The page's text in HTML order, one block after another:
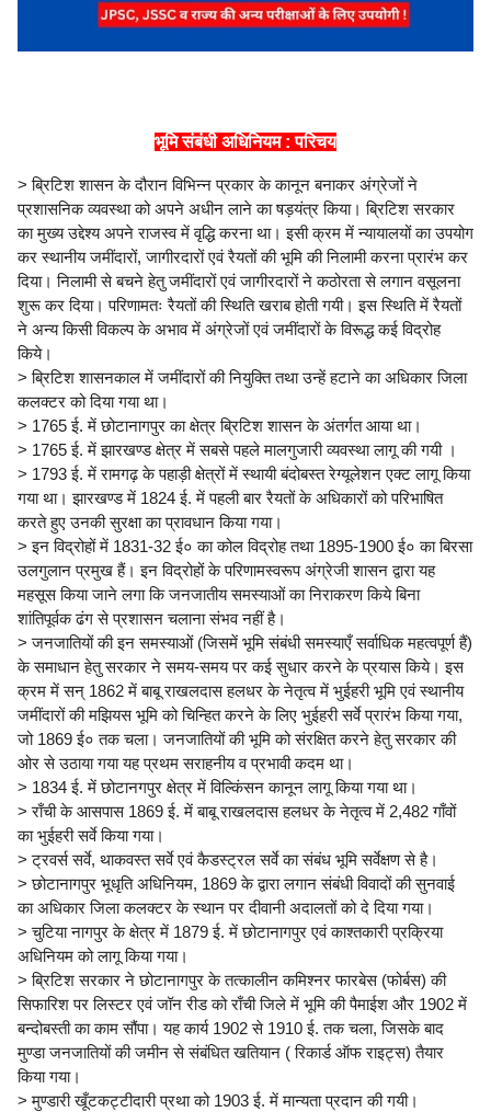
भूमि संबंधी अधिनियम : परिचय
> ब्रिटिश शासन के दौरान विभिन्न प्रकार के कानून बनाकर अंग्रेजों ने
प्रशासनिक व्यवस्था को अपने अधीन लाने का षड़यंत्र किया। ब्रिटिश सरकार
का मुख्य उद्देश्य अपने राजस्व में वृद्धि करना था। इसी क्रम में न्यायालयों का उपयोग
कर स्थानीय जमींदारों, जागीरदारों एवं रैयतों की भूमि की निलामी करना प्रारंभ कर
दिया। निलामी से बचने हेतु जमींदारों एवं जागीरदारों ने कठोरता से लगान वसूलना
शुरू कर दिया। परिणामतः रैयतों की स्थिति खराब होती गयी। इस स्थिति में रैयतों
ने अन्य किसी विकल्प के अभाव में अंग्रेजों एवं जमींदारों के विरूद्ध कई विद्रोह
किये।
> ब्रिटिश शासनकाल में जमींदारों की नियुक्ति तथा उन्हें हटाने का अधिकार जिला
कलक्टर को दिया गया था।
> 1765 ई. में छोटानागपुर का क्षेत्र ब्रिटिश शासन के अंतर्गत आया था।
> 1765 ई. में झारखण्ड क्षेत्र में सबसे पहले मालगुजारी व्यवस्था लागू की गयी ।
> 1793 ई. में रामगढ़ के पहाड़ी क्षेत्रों में स्थायी बंदोबस्त रेग्यूलेशन एक्ट लागू किया
गया था। झारखण्ड में 1824 ई. में पहली बार रैयतों के अधिकारों को परिभाषित
करते हुए उनकी सुरक्षा का प्रावधान किया गया।
> इन विद्रोहों में 1831-32 ई० का कोल विद्रोह तथा 1895-1900 ई० का बिरसा
उलगुलान प्रमुख हैं। इन विद्रोहों के परिणामस्वरूप अंग्रेजी शासन द्वारा यह
महसूस किया जाने लगा कि जनजातीय समस्याओं का निराकरण किये बिना
शांतिपूर्वक ढंग से प्रशासन चलाना संभव नहीं है।
> जनजातियों की इन समस्याओं (जिसमें भूमि संबंधी समस्याएँ सर्वाधिक महत्वपूर्ण हैं)
के समाधान हेतु सरकार ने समय-समय पर कई सुधार करने के प्रयास किये। इस
क्रम में सन् 1862 में बाबू राखलदास हलधर के नेतृत्व में भुईहरी भूमि एवं स्थानीय
जमींदारों की मझियस भूमि को चिन्हित करने के लिए भुईहरी सर्वे प्रारंभ किया गया,
जो 1869 ई० तक चला। जनजातियों की भूमि को संरक्षित करने हेतु सरकार की
ओर से उठाया गया यह प्रथम सराहनीय व प्रभावी कदम था।
> 1834 ई. में छोटानगपुर क्षेत्र में विल्किंसन कानून लागू किया गया था।
> राँची के आसपास 1869 ई. में बाबू राखलदास हलधर के नेतृत्व में 2,482 गाँवों
का भुईहरी सर्वे किया गया।
> ट्रवर्स सर्वे, थाकवस्त सर्वे एवं कैडस्ट्रल सर्वे का संबंध भूमि सर्वेक्षण से है।
> छोटानागपुर भूधृति अधिनियम, 1869 के द्वारा लगान संबंधी विवादों की सुनवाई
का अधिकार जिला कलक्टर के स्थान पर दीवानी अदालतों को दे दिया गया।
> चुटिया नागपुर के क्षेत्र में 1879 ई. में छोटानागपुर एवं काश्तकारी प्रक्रिया
अधिनियम को लागू किया गया।
> ब्रिटिश सरकार ने छोटानागपुर के तत्कालीन कमिश्नर फारबेस (फोर्बस) की
सिफारिश पर लिस्टर एवं जॉन रीड को राँची जिले में भूमि की पैमाईश और 1902 में
बन्दोबस्ती का काम सौंपा। यह कार्य 1902 से 1910 ई. तक चला, जिसके बाद
मुण्डा जनजातियों की जमीन से संबंधित खतियान ( रिकार्ड ऑफ राइट्स) तैयार
किया गया।
> मुण्डारी खूँटकट्टीदारी प्रथा को 1903 ई. में मान्यता प्रदान की गयी।